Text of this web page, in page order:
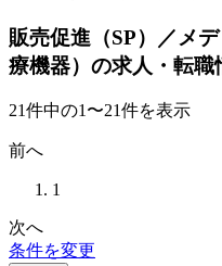
販売促進（SP）／メ
療機器）の求人・転職
21件中の1〜21件を表示
前へ
1
次へ
条件を変更